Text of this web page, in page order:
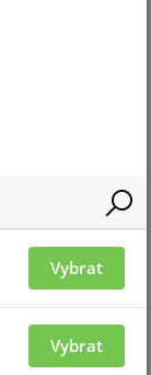
Vybrat
Vybrat